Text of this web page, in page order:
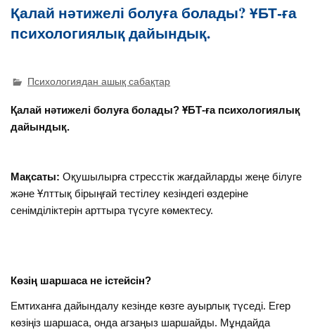
Қалай нәтижелі болуға болады? ҰБТ-ға
психологиялық дайындық.
Психологиядан ашық сабақтар
Қалай нәтижелі болуға болады?ҰБТ-ға психологиялық
дайындық.
Мақсаты: Оқушылырға стресстік жағдайларды жеңе білуге
және Ұлттық бірыңғай тестілеу кезіндегі өздеріне
сенімділіктерін арттыра түсуге көмектесу.
Көзің шаршаса не істейсін?
Емтиханға дайындалу кезінде көзге ауырлық түседі. Егер
көзіңіз шаршаса, онда агзаңыз шаршайды. Мұндайда